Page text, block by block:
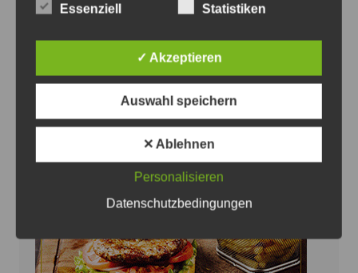
JPH
Versuchter Wohnungseinbruch in Ilten
7. August 2026 0
Essenziell Statistiken
✓ Akzeptieren
Auswahl speichern
✕ Ablehnen
Personalisieren
Datenschutzbedingungen